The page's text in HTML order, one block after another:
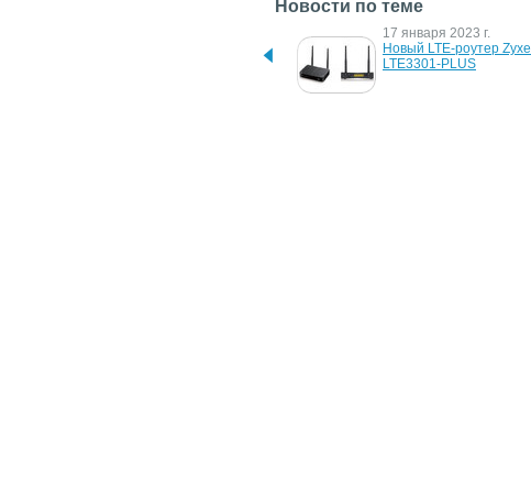
Новости по теме
Испания снова признана
17 января 2023 г.
Новый LTE-роутер Zyxel
LTE3301-PLUS